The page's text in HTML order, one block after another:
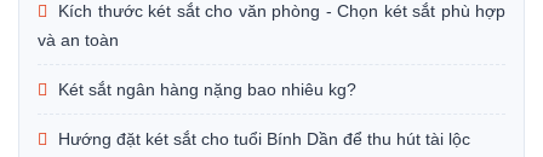
Kích thước két sắt cho văn phòng - Chọn két sắt phù hợp
và an toàn
Két sắt ngân hàng nặng bao nhiêu kg?
Hướng đặt két sắt cho tuổi Bính Dần để thu hút tài lộc